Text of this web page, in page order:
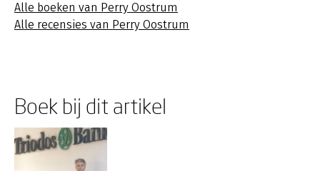
Alle boeken van Perry Oostrum
Alle recensies van Perry Oostrum
Boek bij dit artikel